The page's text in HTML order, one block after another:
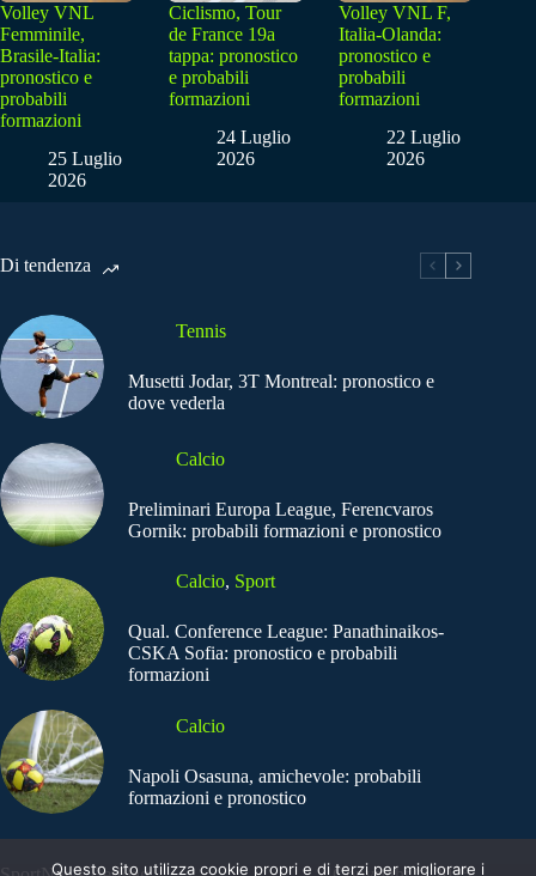
Volley VNL
Femminile,
Brasile-Italia:
pronostico e
probabili
formazioni
25 Luglio
2026
Ciclismo, Tour
de France 19a
tappa: pronostico
e probabili
formazioni
24 Luglio
2026
Volley VNL F,
Italia-Olanda:
pronostico e
probabili
formazioni
22 Luglio
2026
Di tendenza
Tennis
Musetti Jodar, 3T Montreal: pronostico e
dove vederla
Calcio
Preliminari Europa League, Ferencvaros
Gornik: probabili formazioni e pronostico
Calcio, Sport
Qual. Conference League: Panathinaikos-
CSKA Sofia: pronostico e probabili
formazioni
Calcio
Napoli Osasuna, amichevole: probabili
formazioni e pronostico
Questo sito utilizza cookie propri e di terzi per migliorare i